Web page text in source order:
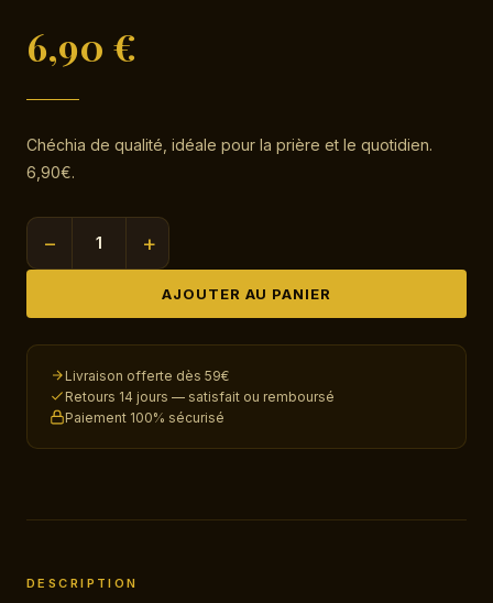
6,90 €
Chéchia de qualité, idéale pour la prière et le quotidien.
6,90€.
Chéchia
Vert
Kaki
− +
AJOUTER AU PANIER
Livraison offerte dès 59€
Retours 14 jours — satisfait ou remboursé
Paiement 100% sécurisé
DESCRIPTION